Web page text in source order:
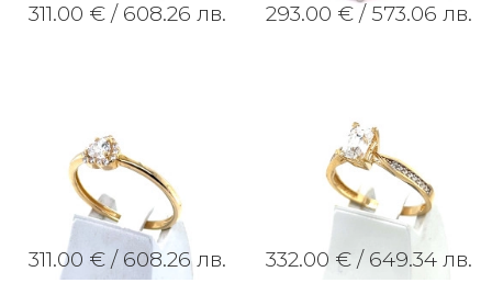
311.00 € / 608.26 лв. 293.00 € / 573.06 лв.
311.00 € / 608.26 лв. 332.00 € / 649.34 лв.